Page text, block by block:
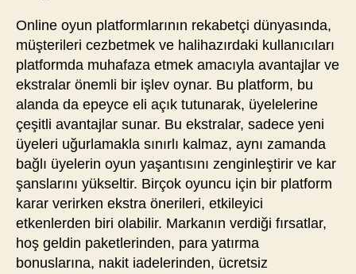
Online oyun platformlarının rekabetçi dünyasında,
müşterileri cezbetmek ve halihazırdaki kullanıcıları
platformda muhafaza etmek amacıyla avantajlar ve
ekstralar önemli bir işlev oynar. Bu platform, bu
alanda da epeyce eli açık tutunarak, üyelelerine
çeşitli avantajlar sunar. Bu ekstralar, sadece yeni
üyeleri uğurlamakla sınırlı kalmaz, aynı zamanda
bağlı üyelerin oyun yaşantısını zenginleştirir ve kar
şanslarını yükseltir. Birçok oyuncu için bir platform
karar verirken ekstra önerileri, etkileyici
etkenlerden biri olabilir. Markanın verdiği fırsatlar,
hoş geldin paketlerinden, para yatırma
bonuslarına, nakit iadelerinden, ücretsiz